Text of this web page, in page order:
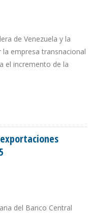
de Venezuela y la
empresa transnacional
el incremento de la
del Banco Central